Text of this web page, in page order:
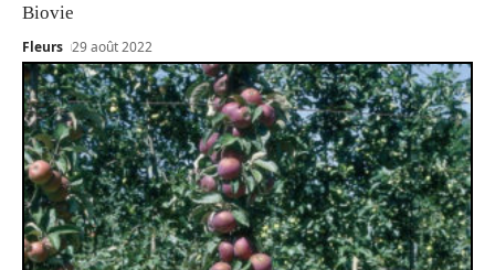
Biovie
Fleurs 29 août 2022